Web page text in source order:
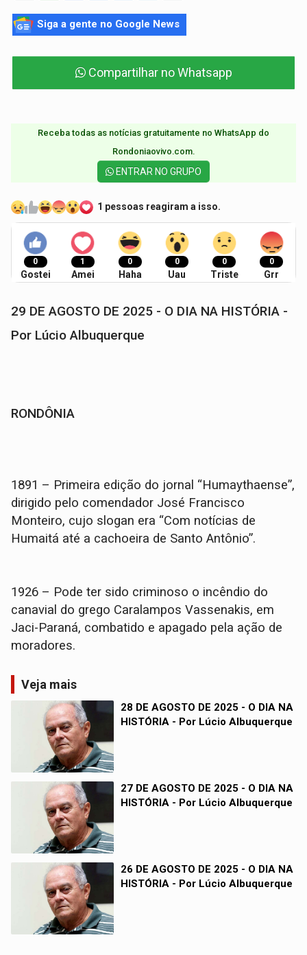
Siga a gente no Google News
Compartilhar no Whatsapp
Receba todas as notícias gratuitamente no WhatsApp do
Rondoniaovivo.com.​
ENTRAR NO GRUPO
1 pessoas reagiram a isso.
0
Gostei
1
Amei
0
Haha
0
Uau
0
Triste
0
Grr
29 DE AGOSTO DE 2025 - O DIA NA HISTÓRIA -
Por Lúcio Albuquerque
RONDÔNIA
1891 – Primeira edição do jornal “Humaythaense”,
dirigido pelo comendador José Francisco
Monteiro, cujo slogan era “Com notícias de
Humaitá até a cachoeira de Santo Antônio”.
1926 – Pode ter sido criminoso o incêndio do
canavial do grego Caralampos Vassenakis, em
Jaci-Paraná, combatido e apagado pela ação de
moradores.
Veja mais
28 DE AGOSTO DE 2025 - O DIA NA
HISTÓRIA - Por Lúcio Albuquerque
27 DE AGOSTO DE 2025 - O DIA NA
HISTÓRIA - Por Lúcio Albuquerque
26 DE AGOSTO DE 2025 - O DIA NA
HISTÓRIA - Por Lúcio Albuquerque